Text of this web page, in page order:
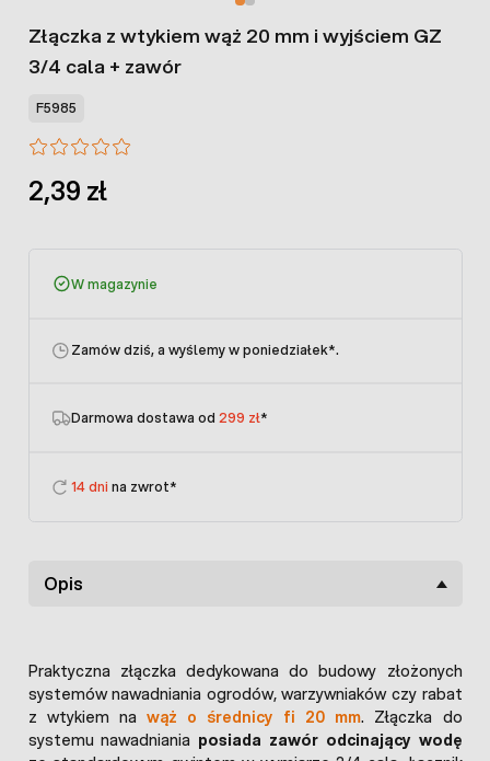
Złączka z wtykiem wąż 20 mm i wyjściem GZ
3/4 cala + zawór
F5985
2,39 zł
W magazynie
Zamów dziś, a wyślemy w poniedziałek*.
Darmowa dostawa od 299 zł*
14 dni na zwrot*
Opis
Praktyczna złączka dedykowana do budowy złożonych
systemów nawadniania ogrodów, warzywniaków czy rabat
z wtykiem na wąż o średnicy fi 20 mm. Złączka do
systemu nawadniania posiada zawór odcinający wodę